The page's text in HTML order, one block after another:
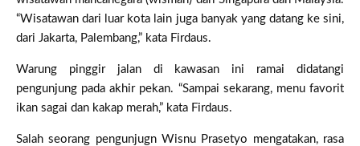
“Wisatawan dari luar kota lain juga banyak yang datang ke sini,
dari Jakarta, Palembang,” kata Firdaus.
Warung pinggir jalan di kawasan ini ramai didatangi
pengunjung pada akhir pekan. “Sampai sekarang, menu favorit
ikan sagai dan kakap merah,” kata Firdaus.
Salah seorang pengunjugn Wisnu Prasetyo mengatakan, rasa